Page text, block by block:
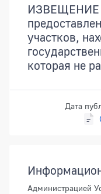
ИЗВЕЩЕНИЕ
участков,
которая не
Дата
Администрацией